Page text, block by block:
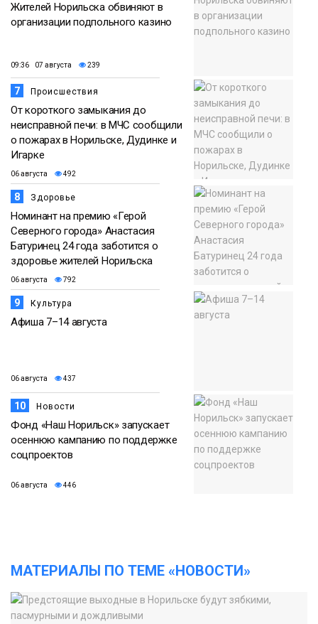
Жителей Норильска обвиняют в
организации подпольного казино
09:36 07 августа 239
7 Происшествия
От короткого замыкания до
неисправной печи: в МЧС сообщили
о пожарах в Норильске, Дудинке и
Игарке
06 августа 492
8 Здоровье
Номинант на премию «Герой
Северного города» Анастасия
Батуринец 24 года заботится о
здоровье жителей Норильска
06 августа 792
9 Культура
Афиша 7–14 августа
06 августа 437
10 Новости
Фонд «Наш Норильск» запускает
осеннюю кампанию по поддержке
соцпроектов
06 августа 446
МАТЕРИАЛЫ ПО ТЕМЕ «НОВОСТИ»